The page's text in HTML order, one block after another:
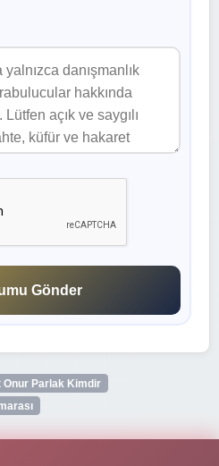
Gönder
Onur Parlak Kimdir